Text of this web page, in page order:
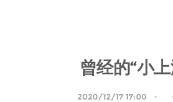
曾经的“小
2020/12/17 17:00